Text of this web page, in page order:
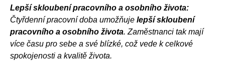
Lepší skloubení pracovního a osobního života:
Čtyřdenní pracovní doba umožňuje lepší skloubení
pracovního a osobního života. Zaměstnanci tak mají
více času pro sebe a své blízké, což vede k celkové
spokojenosti a kvalitě života.